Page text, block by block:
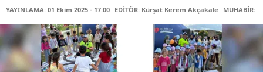
YAYINLAMA: 01 Ekim 2025 - 17:00 EDİTÖR: Kürşat Kerem Akçakale MUHABİR: